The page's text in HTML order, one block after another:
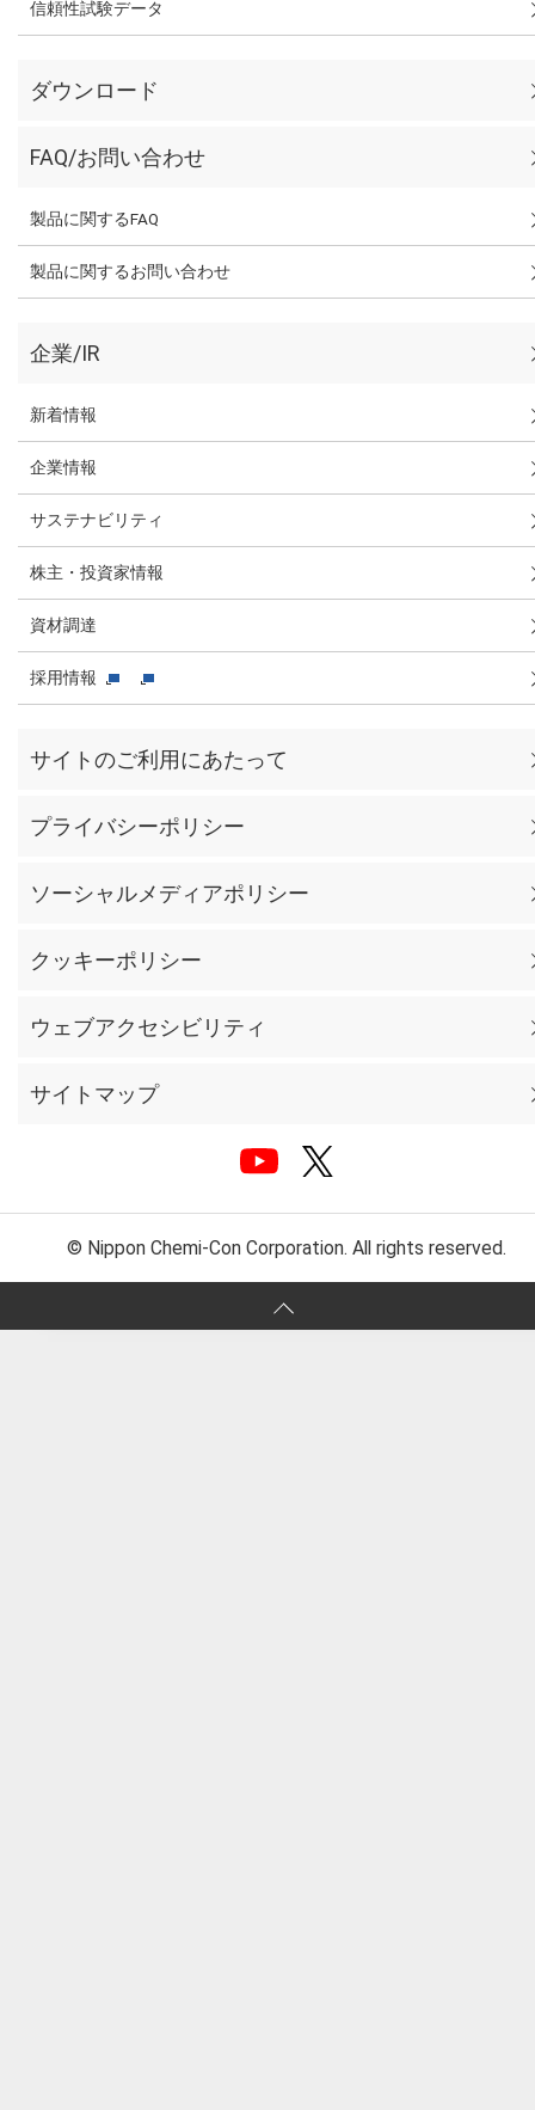
信頼性試験データ
ダウンロード
FAQ/お問い合わせ
製品に関するFAQ
製品に関するお問い合わせ
企業/IR
新着情報
企業情報
サステナビリティ
株主・投資家情報
資材調達
採用情報
サイトのご利用にあたって
プライバシーポリシー
ソーシャルメディアポリシー
クッキーポリシー
ウェブアクセシビリティ
サイトマップ
© Nippon Chemi-Con Corporation. All rights reserved.